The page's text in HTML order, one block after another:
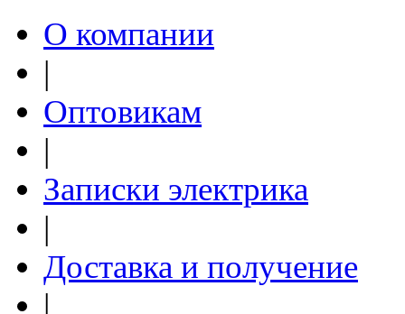
О компании
|
Оптовикам
|
Записки электрика
|
Доставка и получение
|